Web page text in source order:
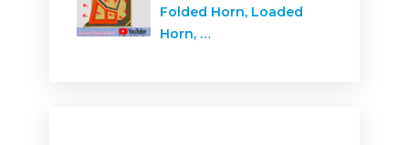
Folded Horn, Loaded
Horn, …